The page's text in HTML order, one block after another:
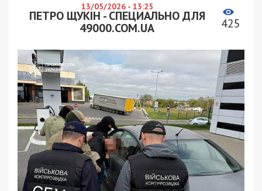
13/05/2026 - 13:25
ПЕТРО ЩУКІН - СПЕЦИАЛЬНО ДЛЯ
49000.COM.UA
425